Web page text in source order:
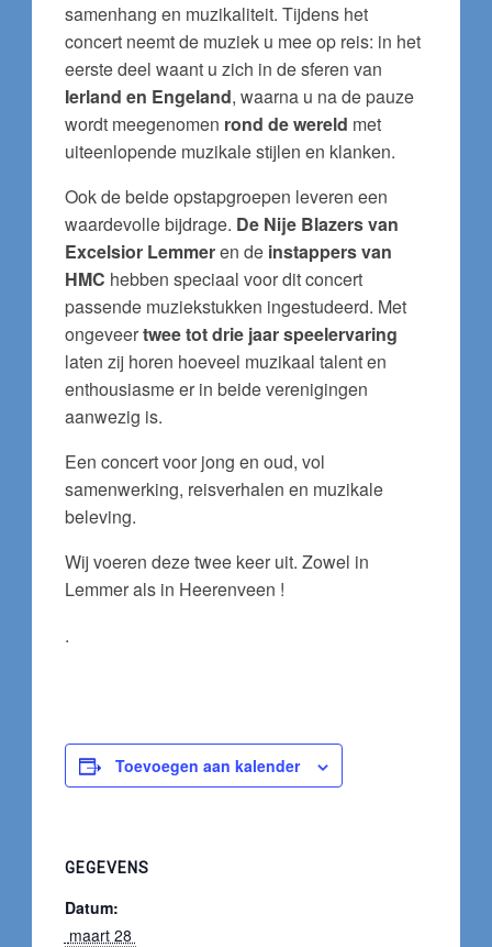
samenhang en muzikaliteit. Tijdens het
concert neemt de muziek u mee op reis: in het
eerste deel waant u zich in de sferen van
Ierland en Engeland, waarna u na de pauze
wordt meegenomen rond de wereld met
uiteenlopende muzikale stijlen en klanken.
Ook de beide opstapgroepen leveren een
waardevolle bijdrage. De Nije Blazers van
Excelsior Lemmeren de instappers van
HMC hebben speciaal voor dit concert
passende muziekstukken ingestudeerd. Met
ongeveertwee tot drie jaar speelervaring
laten zij horen hoeveel muzikaal talent en
enthousiasme er in beide verenigingen
aanwezig is.
Een concert voor jong en oud, vol
samenwerking, reisverhalen en muzikale
beleving.
Wij voeren deze twee keer uit. Zowel in
Lemmer als in Heerenveen !
.
Toevoegen aan kalender
GEGEVENS
Datum:
maart 28